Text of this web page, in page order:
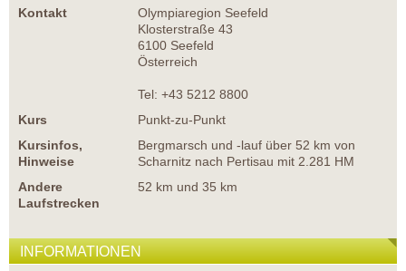
Kontakt
Olympiaregion Seefeld
Klosterstraße 43
6100 Seefeld
Österreich
Tel: +43 5212 8800
Kurs
Punkt-zu-Punkt
Kursinfos,
Hinweise
Bergmarsch und -lauf über 52 km von
Scharnitz nach Pertisau mit 2.281 HM
Andere
Laufstrecken
52 km und 35 km
INFORMATIONEN